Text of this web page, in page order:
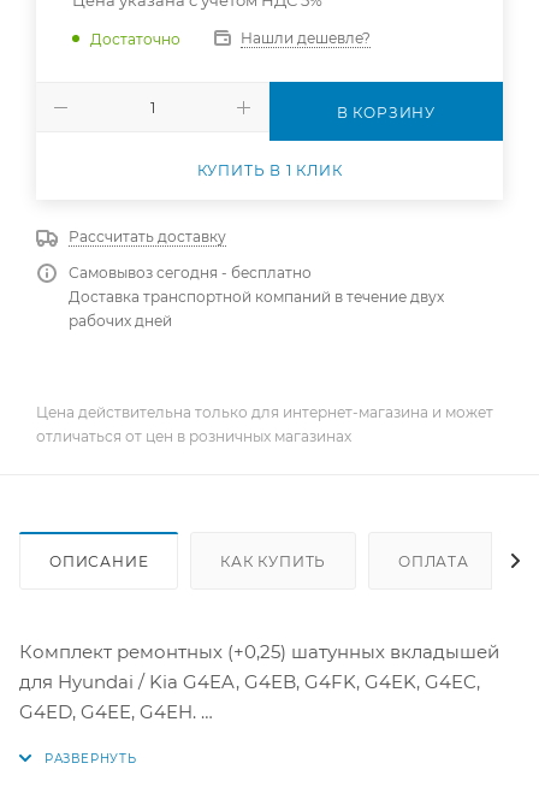
Достаточно Нашли дешевле?
В КОРЗИНУ
КУПИТЬ В 1 КЛИК
Рассчитать доставку
Самовывоз сегодня - бесплатно
Доставка транспортной компаний в течение двух
рабочих дней
Цена действительна только для интернет-магазина и может
отличаться от цен в розничных магазинах
ОПИСАНИЕ КАК КУПИТЬ ОПЛАТА
Комплект ремонтных (+0,25) шатунных вкладышей
для Hyundai / Kia G4EA, G4EB, G4FK, G4EK, G4EC,
G4ED, G4EE, G4EH.